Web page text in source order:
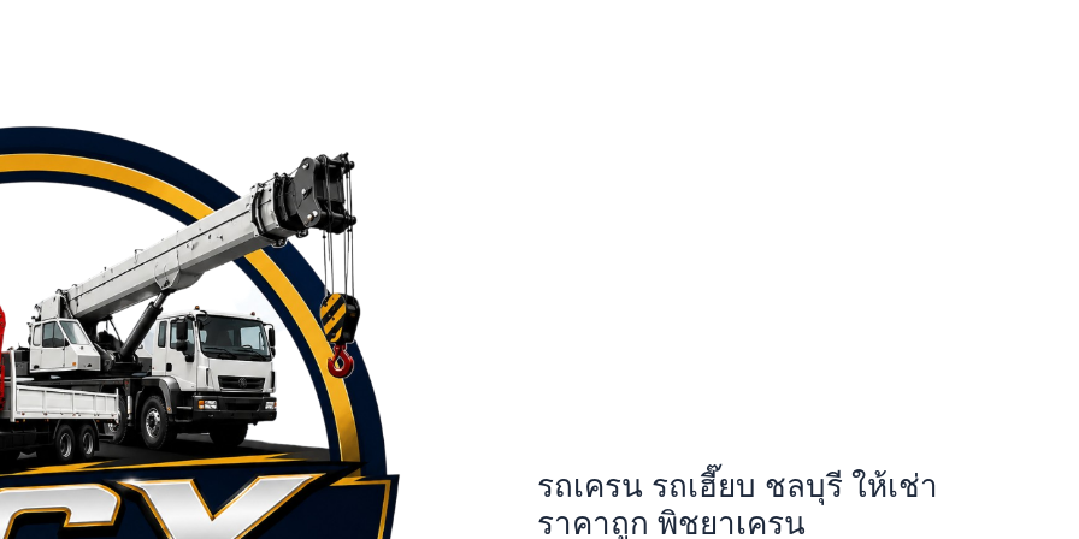
รถเครน รถเฮี๊ยบ ชลบุรี ให้เช่า
ราคาถูก พิชยาเครน